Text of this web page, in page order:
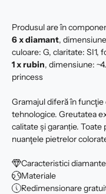
Produsul are în
6 xdiamant,
culoare: G, claritate: SI1,
1 x rubin, dimensiune:
princess
Gramajul diferă în
tehnologice. Greutatea
calitate şi garanție.
nuanţele pietrelor
Caracteristici diamante
Materiale
Redimensionare